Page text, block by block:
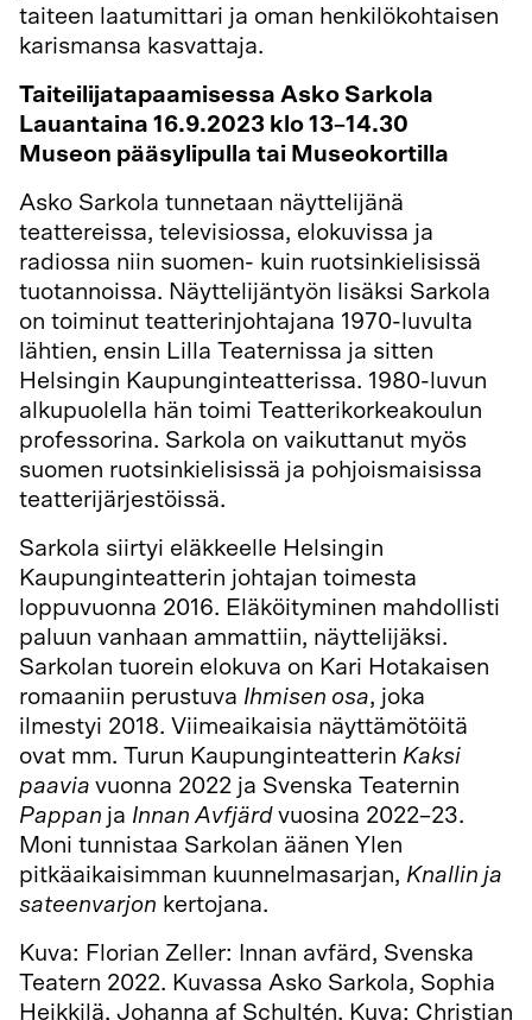
taiteen laatumittari ja oman henkilökohtaisen
karismansa kasvattaja.
Taiteilijatapaamisessa Asko Sarkola
Lauantaina 16.9.2023 klo 13–14.30
Museon pääsylipulla tai Museokortilla
Asko Sarkola tunnetaan näyttelijänä
teattereissa, televisiossa, elokuvissa ja
radiossa niin suomen- kuin ruotsinkielisissä
tuotannoissa. Näyttelijäntyön lisäksi Sarkola
on toiminut teatterinjohtajana 1970-luvulta
lähtien, ensin Lilla Teaternissa ja sitten
Helsingin Kaupunginteatterissa. 1980-luvun
alkupuolella hän toimi Teatterikorkeakoulun
professorina. Sarkola on vaikuttanut myös
suomen ruotsinkielisissä ja pohjoismaisissa
teatterijärjestöissä.
Sarkola siirtyi eläkkeelle Helsingin
Kaupunginteatterin johtajan toimesta
loppuvuonna 2016. Eläköityminen mahdollisti
paluun vanhaan ammattiin, näyttelijäksi.
Sarkolan tuorein elokuva on Kari Hotakaisen
romaaniin perustuva Ihmisen osa, joka
ilmestyi 2018. Viimeaikaisia näyttämötöitä
ovat mm. Turun Kaupunginteatterin Kaksi
paavia vuonna 2022 ja Svenska Teaternin
Pappan ja Innan Avfjärd vuosina 2022–23.
Moni tunnistaa Sarkolan äänen Ylen
pitkäaikaisimman kuunnelmasarjan, Knallin ja
sateenvarjon kertojana.
Kuva: Florian Zeller: Innan avfärd, Svenska
Teatern 2022. Kuvassa Asko Sarkola, Sophia
Heikkilä, Johanna af Schultén. Kuva: Christian